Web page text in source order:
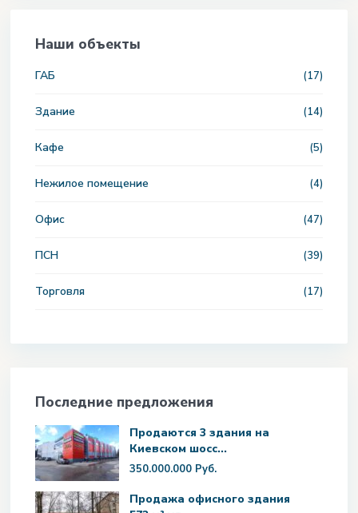
Наши объекты
ГАБ (17)
Здание (14)
Кафе (5)
Нежилое помещение (4)
Офис (47)
ПСН (39)
Торговля (17)
Последние предложения
Продаются 3 здания на
Киевском шосс...
350.000.000 Руб.
Продажа офисного здания